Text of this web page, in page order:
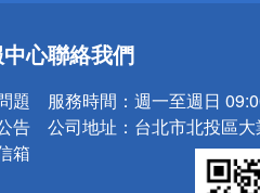
心！
心
題
告
箱
聯絡我們
服務時間： 週一至週日
公司地址： 台北市北投區